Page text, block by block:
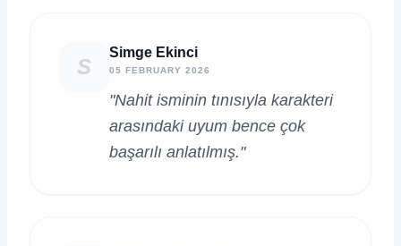
S
Simge Ekinci
05 FEBRUARY 2026
"Nahit isminin tınısıyla karakteri
arasındaki uyum bence çok
başarılı anlatılmış."